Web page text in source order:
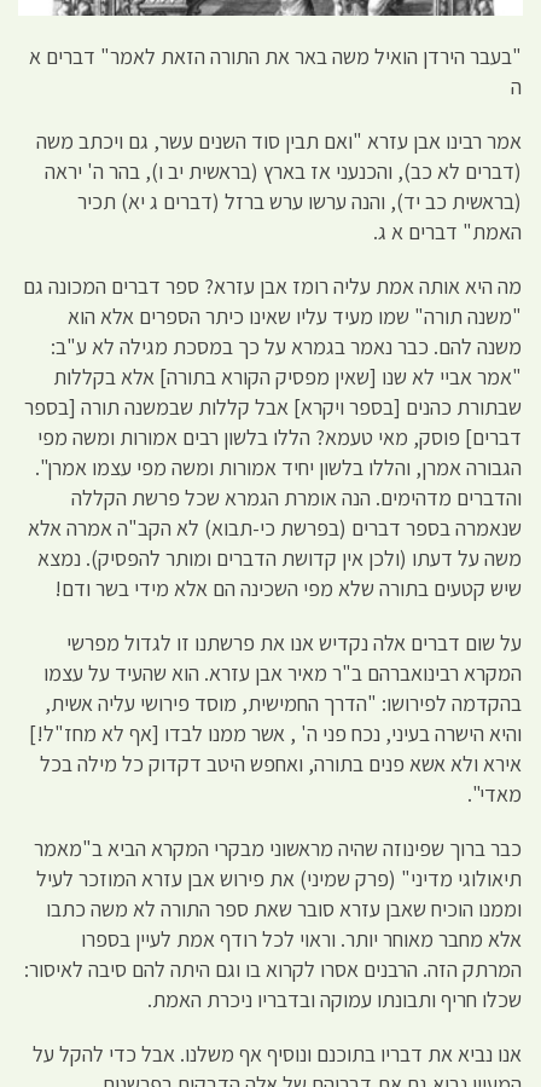
"בעבר הירדן הואיל משה באר את התורה הזאת לאמר" דברים א
ה
אמר רבינו אבן עזרא "ואם תבין סוד השנים עשר, גם ויכתב משה
(דברים לא כב), והכנעני אז בארץ (בראשית יב ו), בהר ה' יראה
(בראשית כב יד), והנה ערשו ערש ברזל (דברים ג יא) תכיר
האמת" דברים א ג.
מה היא אותה אמת עליה רומז אבן עזרא? ספר דברים המכונה גם
"משנה תורה" שמו מעיד עליו שאינו כיתר הספרים אלא הוא
משנה להם. כבר נאמר בגמרא על כך במסכת מגילה לא ע"ב:
"אמר אביי לא שנו [שאין מפסיק הקורא בתורה] אלא בקללות
שבתורת כהנים [בספר ויקרא] אבל קללות שבמשנה תורה [בספר
דברים] פוסק, מאי טעמא? הללו בלשון רבים אמורות ומשה מפי
הגבורה אמרן, והללו בלשון יחיד אמורות ומשה מפי עצמו אמרן".
והדברים מדהימים. הנה אומרת הגמרא שכל פרשת הקללה
שנאמרה בספר דברים (בפרשת כי-תבוא) לא הקב"ה אמרה אלא
משה על דעתו (ולכן אין קדושת הדברים ומותר להפסיק). נמצא
שיש קטעים בתורה שלא מפי השכינה הם אלא מידי בשר ודם!
על שום דברים אלה נקדיש אנו את פרשתנו זו לגדול מפרשי
המקרא רבינואברהם ב"ר מאיר אבן עזרא. הוא שהעיד על עצמו
בהקדמה לפירושו: "הדרך החמישית, מוסד פירושי עליה אשית,
והיא הישרה בעיני, נכח פני ה' , אשר ממנו לבדו [אף לא מחז"ל!]
אירא ולא אשא פנים בתורה, ואחפש היטב דקדוק כל מילה בכל
מאדי".
כבר ברוך שפינוזה שהיה מראשוני מבקרי המקרא הביא ב"מאמר
תיאולוגי מדיני" (פרק שמיני) את פירוש אבן עזרא המוזכר לעיל
וממנו הוכיח שאבן עזרא סובר שאת ספר התורה לא משה כתבו
אלא מחבר מאוחר יותר. וראוי לכל רודף אמת לעיין בספרו
המרתק הזה. הרבנים אסרו לקרוא בו וגם היתה להם סיבה לאיסור:
שכלו חריף ותבונתו עמוקה ובדבריו ניכרת האמת.
אנו נביא את דבריו בתוכנם ונוסיף אף משלנו. אבל כדי להקל על